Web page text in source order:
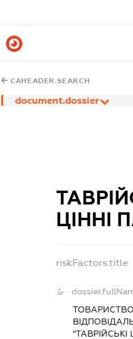
CAHEADER.SEARCH
document.dossier
ЦІННІ
riskFactors.title
"ТАВРІЙСЬКІ